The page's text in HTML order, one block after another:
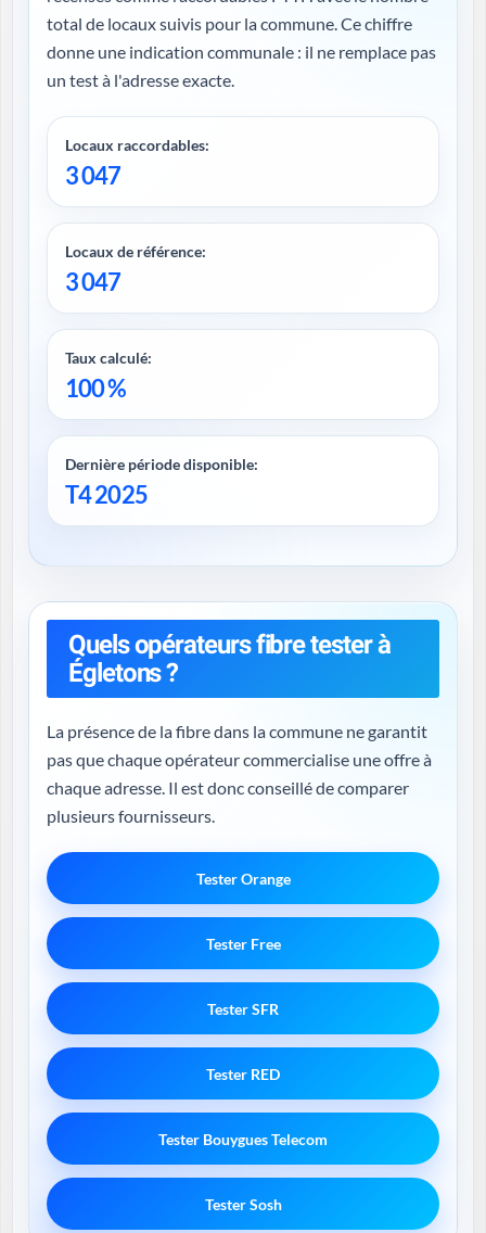
total de locaux suivis pour la commune. Ce chiffre
donne une indication communale : il ne remplace pas
un test à l'adresse exacte.
Locaux raccordables:
3 047
Locaux de référence:
3 047
Taux calculé:
100 %
Dernière période disponible:
T4 2025
Quels opérateurs fibre tester à
Égletons ?
La présence de la fibre dans la commune ne garantit
pas que chaque opérateur commercialise une offre à
chaque adresse. Il est donc conseillé de comparer
plusieurs fournisseurs.
Tester Orange
Tester Free
Tester SFR
Tester RED
Tester Bouygues Telecom
Tester Sosh